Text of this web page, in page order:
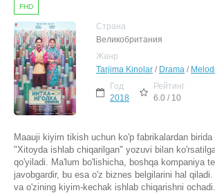
FHD
Страна
Великобритания
Жанр
Tarjima Kinolar / Drama /
Год
2018
Рейтинг
6.0 / 10
Maauji kiyim tikish uchun ko'p fabrikalardan
"Xitoyda ishlab chiqarilgan" yozuvi bilan
qo'yiladi. Ma'lum bo'lishicha, boshqa kompaniya
javobgardir, bu esa o'z biznes belgilarini hal
va o'zining kiyim-kechak ishlab chiqarishni